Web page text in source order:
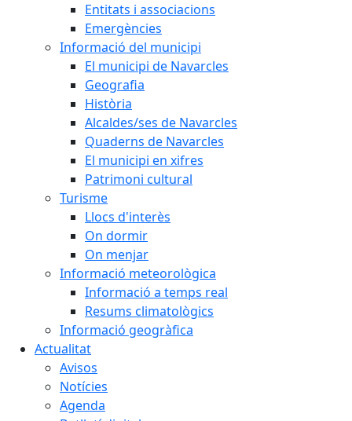
Entitats i associacions
Emergències
Informació del municipi
El municipi de Navarcles
Geografia
Història
Alcaldes/ses de Navarcles
Quaderns de Navarcles
El municipi en xifres
Patrimoni cultural
Turisme
Llocs d'interès
On dormir
On menjar
Informació meteorològica
Informació a temps real
Resums climatològics
Informació geogràfica
Actualitat
Avisos
Notícies
Agenda